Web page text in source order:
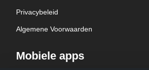
Privacybeleid
Algemene Voorwaarden
Mobiele apps